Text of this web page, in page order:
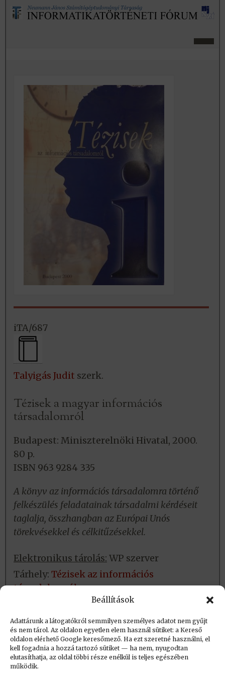
Beállítások
Adattárunk a látogatókról semmilyen személyes adatot nem gyűjt
és nem tárol. Az oldalon egyetlen elem használ sütiket: a Kereső
oldalon elérhető Google keresőmező. Ha ezt szeretné használni, el
kell fogadnia a hozzá tartozó sütiket — ha nem, nyugodtan
elutasíthatja, az oldal többi része enélkül is teljes egészében
működik.
iTA/687
Talyigás Judit szerk.
Tézisek a magyar információs
társadalomról
Budapest: Miniszterelnöki Hivatal, 2000.
80 p.
ISBN 963 9284 335
A könyv az információs társadalomra történő
felkészülés feladatainak társadalmi kérdéseit
taglalja, összhangban az Európai Unós
törekvésekkel és célkitűzésekkel.
Elektronikus tárolás: WP szerver
Tárhely: Tézisek az információs
társadalomról
Létrehozva: 2016.02.22. 16:20
Utolsó módosítás: 2023.09.01. 20:34